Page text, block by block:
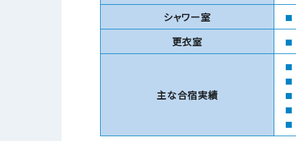
シャワー室
更衣室
主な合宿実績